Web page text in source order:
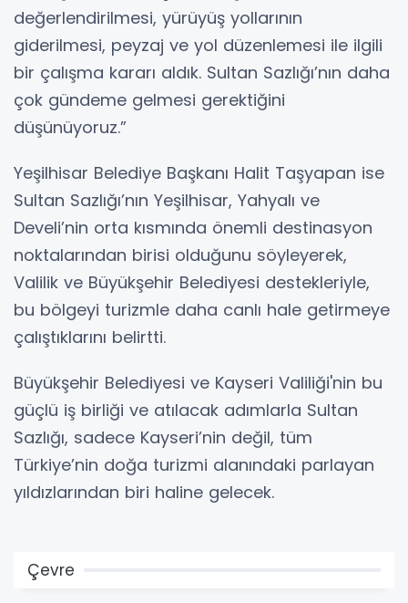
değerlendirilmesi, yürüyüş yollarının
giderilmesi, peyzaj ve yol düzenlemesi ile ilgili
bir çalışma kararı aldık. Sultan Sazlığı’nın daha
çok gündeme gelmesi gerektiğini
düşünüyoruz.”
Yeşilhisar Belediye Başkanı Halit Taşyapan ise
Sultan Sazlığı’nın Yeşilhisar, Yahyalı ve
Develi’nin orta kısmında önemli destinasyon
noktalarından birisi olduğunu söyleyerek,
Valilik ve Büyükşehir Belediyesi destekleriyle,
bu bölgeyi turizmle daha canlı hale getirmeye
çalıştıklarını belirtti.
Büyükşehir Belediyesi ve Kayseri Valiliği'nin bu
güçlü iş birliği ve atılacak adımlarla Sultan
Sazlığı, sadece Kayseri’nin değil, tüm
Türkiye’nin doğa turizmi alanındaki parlayan
yıldızlarından biri haline gelecek.
Çevre